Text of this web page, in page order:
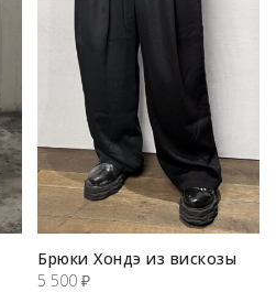
Брюки Хондэ из вискозы
5 500 ₽